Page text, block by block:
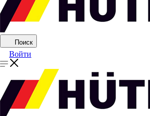
Поиск
Войти